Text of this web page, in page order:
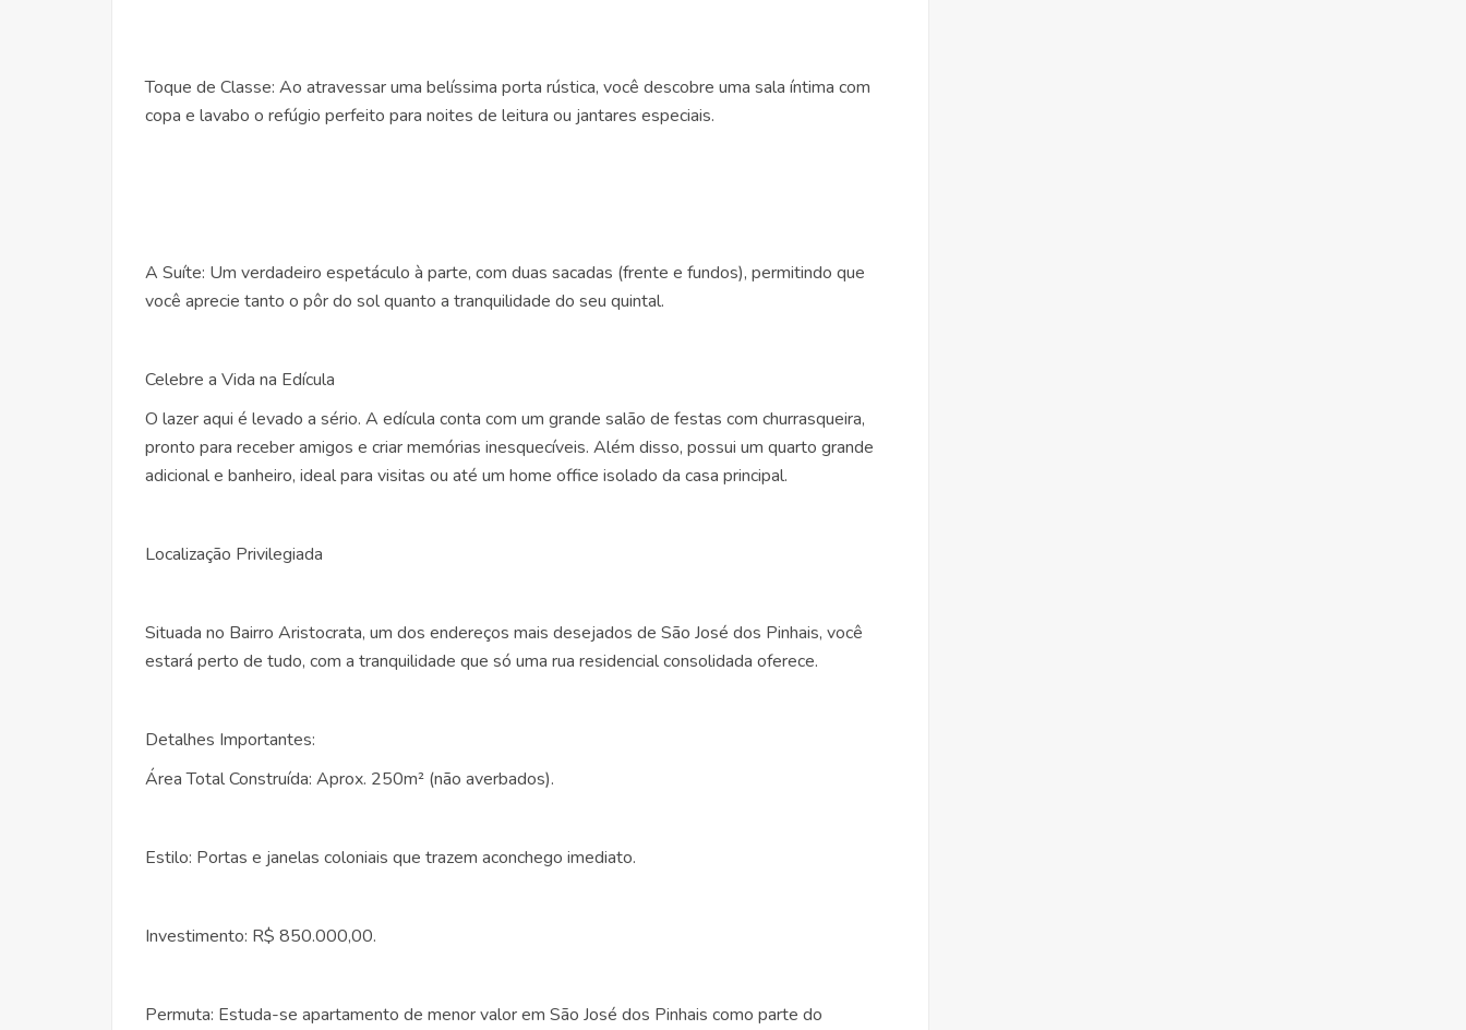
Toque de Classe: Ao atravessar uma belíssima porta rústica, você descobre uma sala íntima com
copa e lavabo o refúgio perfeito para noites de leitura ou jantares especiais.
A Suíte: Um verdadeiro espetáculo à parte, com duas sacadas (frente e fundos), permitindo que
você aprecie tanto o pôr do sol quanto a tranquilidade do seu quintal.
Celebre a Vida na Edícula
O lazer aqui é levado a sério. A edícula conta com um grande salão de festas com churrasqueira,
pronto para receber amigos e criar memórias inesquecíveis. Além disso, possui um quarto grande
adicional e banheiro, ideal para visitas ou até um home office isolado da casa principal.
Localização Privilegiada
Situada no Bairro Aristocrata, um dos endereços mais desejados de São José dos Pinhais, você
estará perto de tudo, com a tranquilidade que só uma rua residencial consolidada oferece.
Detalhes Importantes:
Área Total Construída: Aprox. 250m² (não averbados).
Estilo: Portas e janelas coloniais que trazem aconchego imediato.
Investimento: R$ 850.000,00.
Permuta: Estuda-se apartamento de menor valor em São José dos Pinhais como parte do